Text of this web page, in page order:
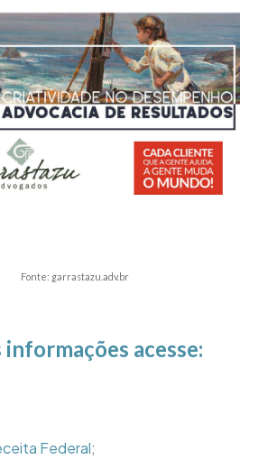
Fonte: garrastazu.adv.br
informações acesse:
Federal;